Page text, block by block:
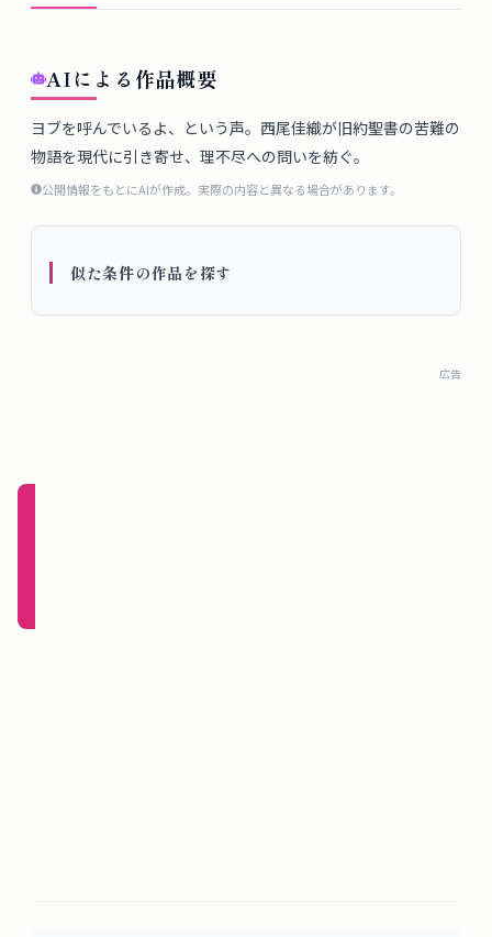
ツ
ル
ブ
ロ
グ
要
AIによる作品概要
ヨブを呼んでいるよ、という声。西尾佳織が旧約聖書の苦難の
物語を現代に引き寄せ、理不尽への問いを紡ぐ。
公開情報をもとにAIが作成。実際の内容と異なる場合があります。
似た条件の作品を探す
広告